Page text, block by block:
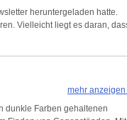
heruntergeladen hatte.
Vielleicht liegt es daran,
dunkle Farben gehaltenen
mehr anzeigen